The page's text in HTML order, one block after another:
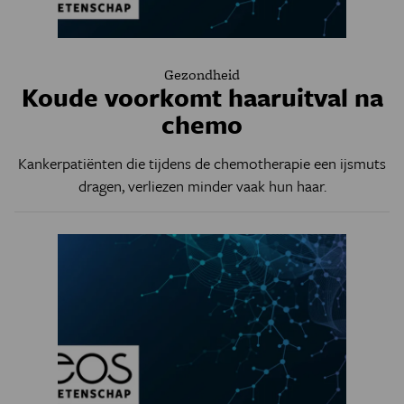
Gezondheid
Koude voorkomt haaruitval na
chemo
Kankerpatiënten die tijdens de chemotherapie een ijsmuts
dragen, verliezen minder vaak hun haar.